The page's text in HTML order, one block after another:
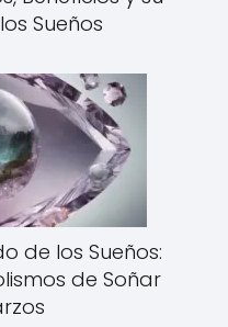
Sueños
de los Sueños:
de Soñar